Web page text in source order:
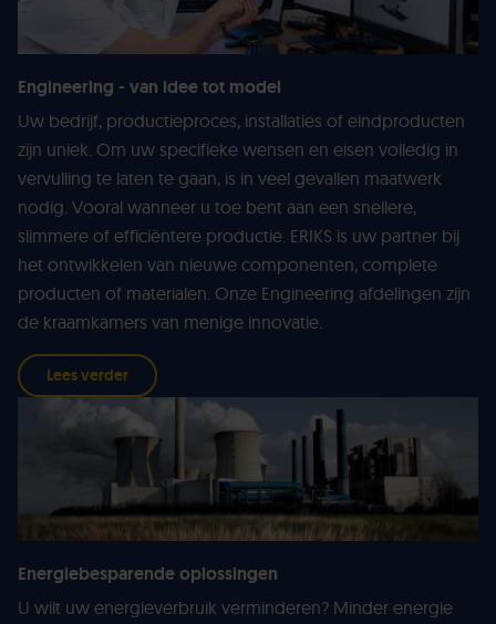
Engineering - van idee tot model
Uw bedrijf, productieproces, installaties of eindproducten
zijn uniek. Om uw specifieke wensen en eisen volledig in
vervulling te laten te gaan, is in veel gevallen maatwerk
nodig. Vooral wanneer u toe bent aan een snellere,
slimmere of efficiëntere productie. ERIKS is uw partner bij
het ontwikkelen van nieuwe componenten, complete
producten of materialen. Onze Engineering afdelingen zijn
de kraamkamers van menige innovatie.
Lees verder
Energiebesparende oplossingen
U wilt uw energieverbruik verminderen? Minder energie